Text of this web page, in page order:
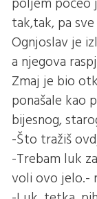
tak,tak, pa
Ognjoslav je
a njegova
Zmaj je bio
ponašale kao
bijesnog,
-Što tražiš
-Trebam luk
voli ovo jelo.-